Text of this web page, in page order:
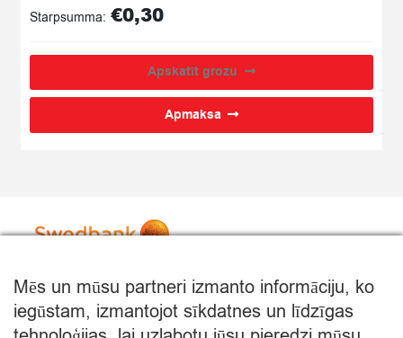
Starpsumma: €0,30
Apskatīt grozu
Apmaksa
Mēs un mūsu partneri izmanto informāciju, ko
iegūstam, izmantojot sīkdatnes un līdzīgas